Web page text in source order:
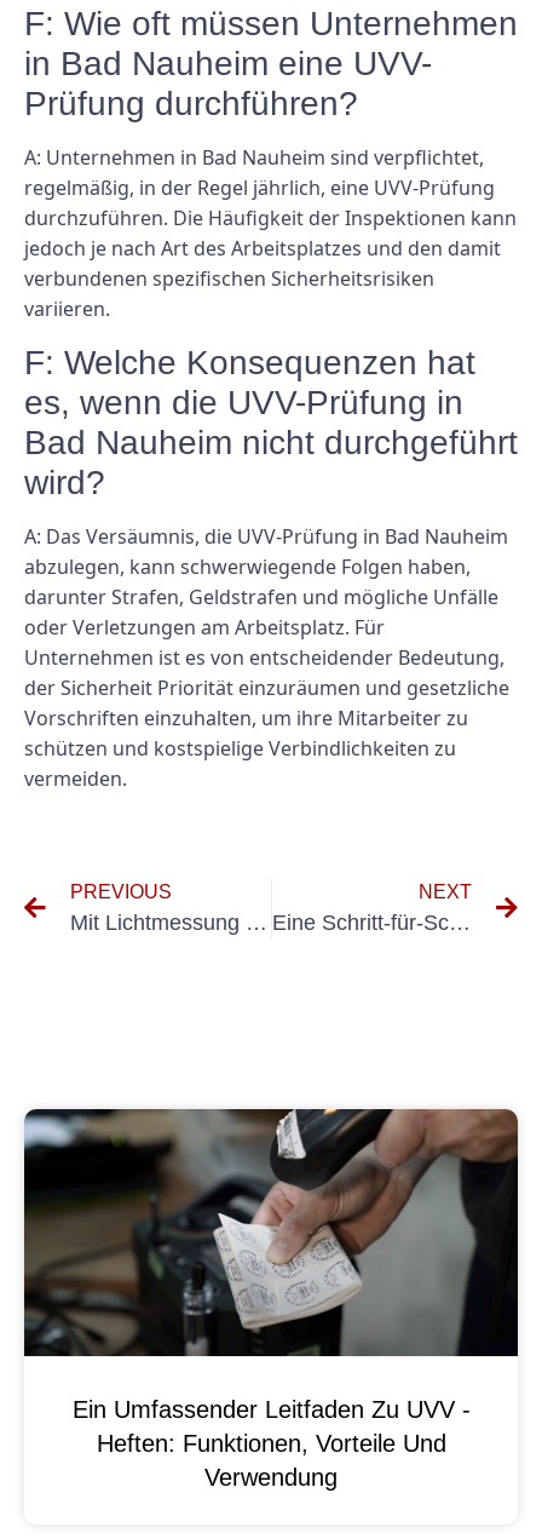
F: Wie oft müssen Unternehmen
in Bad Nauheim eine UVV-
Prüfung durchführen?
A: Unternehmen in Bad Nauheim sind verpflichtet,
regelmäßig, in der Regel jährlich, eine UVV-Prüfung
durchzuführen. Die Häufigkeit der Inspektionen kann
jedoch je nach Art des Arbeitsplatzes und den damit
verbundenen spezifischen Sicherheitsrisiken
variieren.
F: Welche Konsequenzen hat
es, wenn die UVV-Prüfung in
Bad Nauheim nicht durchgeführt
wird?
A: Das Versäumnis, die UVV-Prüfung in Bad Nauheim
abzulegen, kann schwerwiegende Folgen haben,
darunter Strafen, Geldstrafen und mögliche Unfälle
oder Verletzungen am Arbeitsplatz. Für
Unternehmen ist es von entscheidender Bedeutung,
der Sicherheit Priorität einzuräumen und gesetzliche
Vorschriften einzuhalten, um ihre Mitarbeiter zu
schützen und kostspielige Verbindlichkeiten zu
vermeiden.
PREVIOUS
Mit Lichtmessung die Lichtverhältnisse am Arbeitsplatz verbessern
NEXT
Eine Schritt-für-Schritt-Anleitung zur Durchführung der UVV-Prüfung für PKWs
Ein Umfassender Leitfaden Zu UVV -
Heften: Funktionen, Vorteile Und
Verwendung